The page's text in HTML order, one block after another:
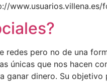
redes pero no de una
únicas que nos hacen
ganar dinero. Su